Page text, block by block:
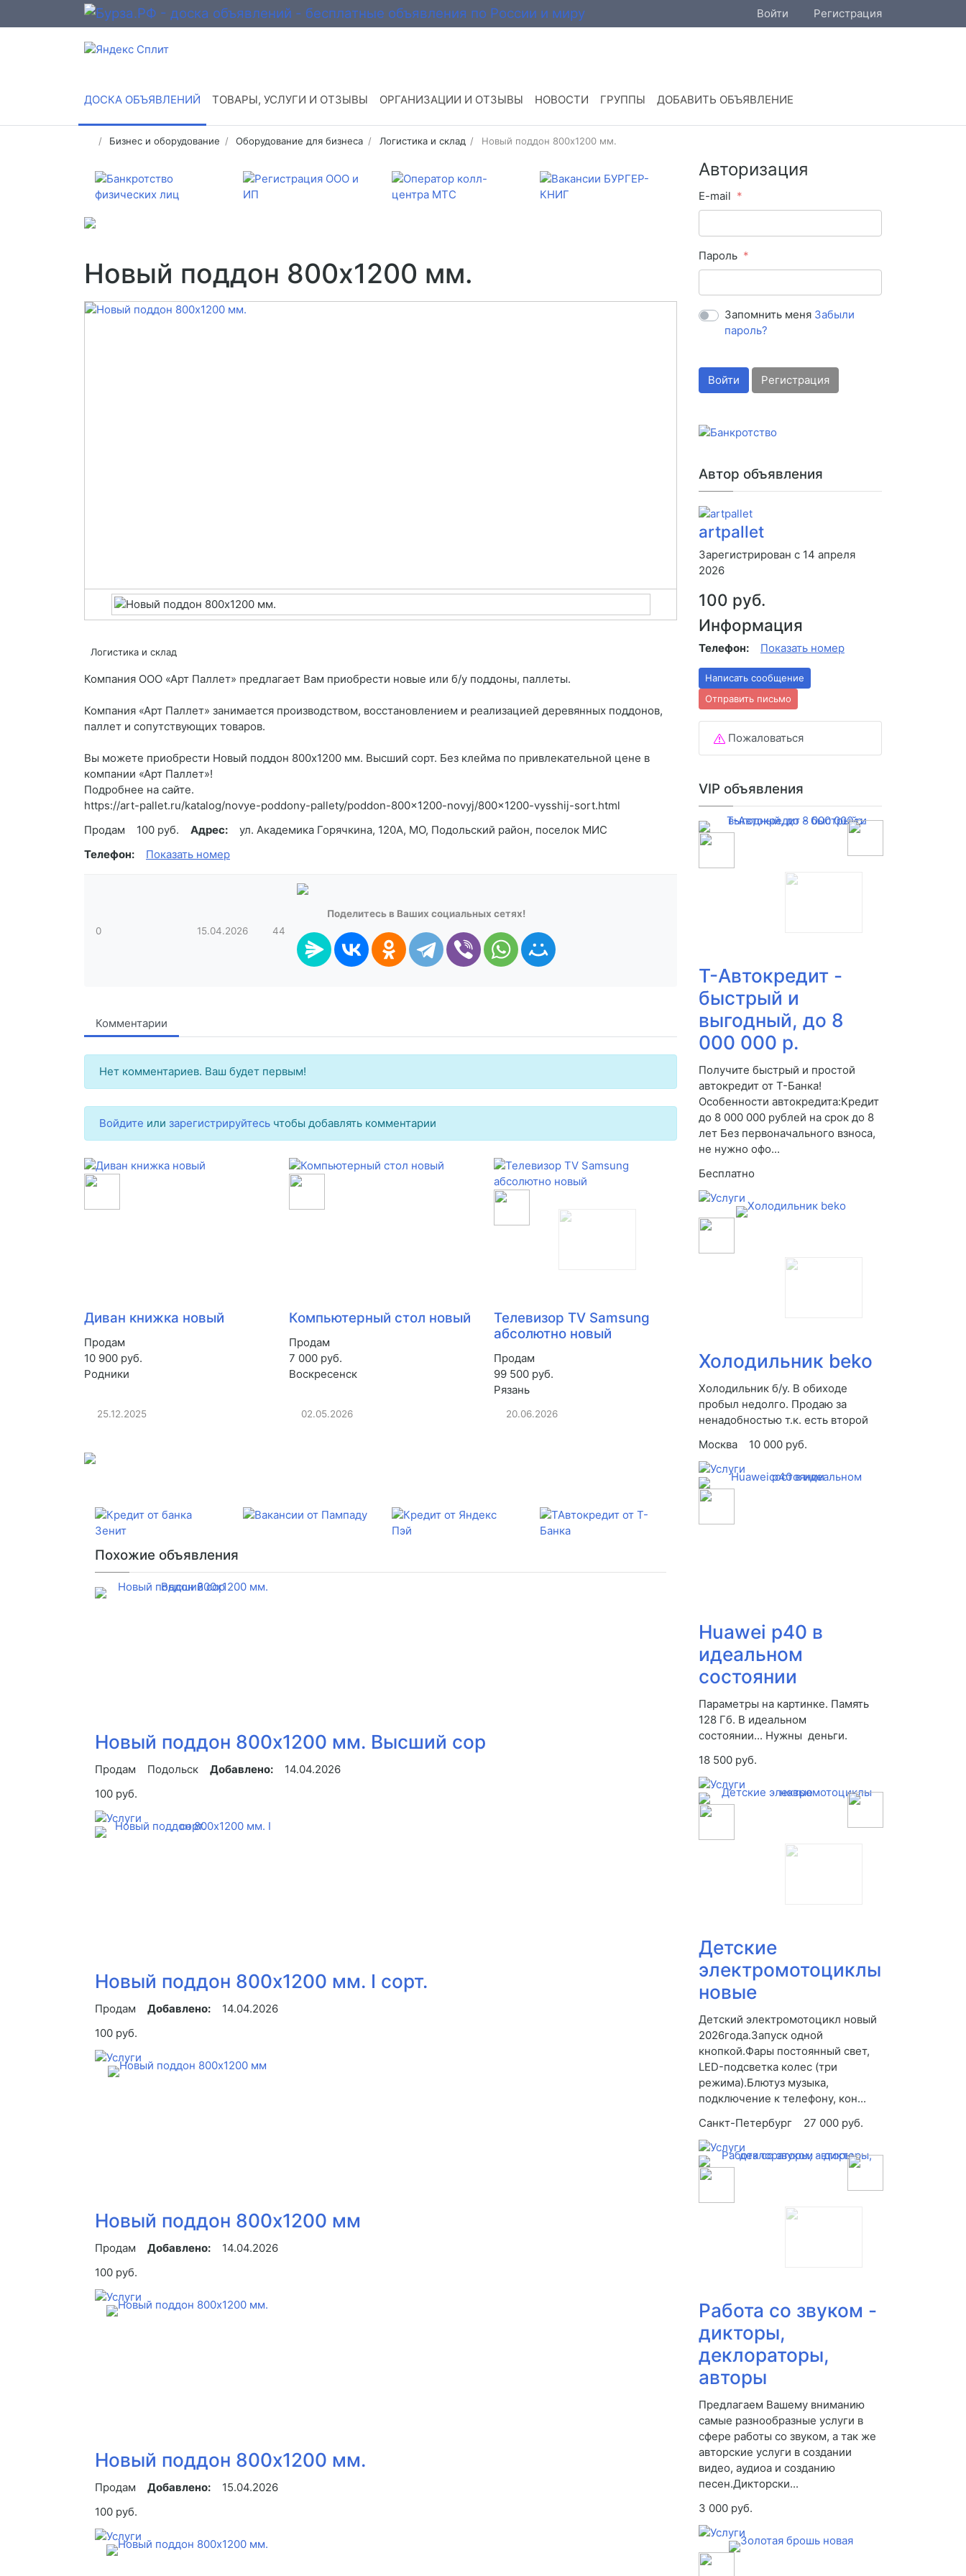
Войти Регистрация
ДОСКА ОБЪЯВЛЕНИЙ ТОВАРЫ, УСЛУГИ И ОТЗЫВЫ ОРГАНИЗАЦИИ И ОТЗЫВЫ НОВОСТИ ГРУППЫ ДОБАВИТЬ ОБЪЯВЛЕНИЕ
Бизнес и оборудование Оборудование для бизнеса Логистика и склад Новый поддон 800х1200 мм.
Новый поддон 800х1200 мм.
Логистика и склад
Компания ООО «Арт Паллет» предлагает Вам приобрести новые или б/у поддоны, паллеты.
Компания «Арт Паллет» занимается производством, восстановлением и реализацией деревянных поддонов,
паллет и сопутствующих товаров.
Вы можете приобрести Новый поддон 800х1200 мм. Высший сорт. Без клейма по привлекательной цене в
компании «Арт Паллет»!
Подробнее на сайте.
https://art-pallet.ru/katalog/novye-poddony-pallety/poddon-800x1200-novyj/800x1200-vysshij-sort.html
Продам
100 руб. Адрес:
ул. Академика Горячкина, 120А, МО, Подольский район, поселок МИС
Телефон:
Показать номер
0 15.04.2026 44
Поделитесь в Ваших социальных сетях!
Комментарии
Нет комментариев. Ваш будет первым!
Войдите или зарегистрируйтесь чтобы добавлять комментарии
Диван книжка новый
Продам
10 900 руб.
Родники
25.12.2025
Компьютерный стол новый
Продам
7 000 руб.
Воскресенск
02.05.2026
Телевизор TV Samsung
абсолютно новый
Продам
99 500 руб.
Рязань
20.06.2026
Похожие объявления
Новый поддон 800х1200 мм. Высший сор
Продам Подольск Добавлено:
14.04.2026
100 руб.
Новый поддон 800х1200 мм. I сорт.
Продам Добавлено:
14.04.2026
100 руб.
Новый поддон 800х1200 мм
Продам Добавлено:
14.04.2026
100 руб.
Новый поддон 800х1200 мм.
Продам Добавлено:
15.04.2026
100 руб.
Авторизация
E-mail
Пароль
Запомнить меня Забыли
пароль?
Войти Регистрация
Автор объявления
artpallet
Зарегистрирован с 14 апреля
2026
100 руб.
Информация
Телефон: Показать номер
Написать сообщение
Отправить письмо
Пожаловаться
VIP объявления
Т-Автокредит -
быстрый и
выгодный, до 8
000 000 р.
Получите быстрый и простой
автокредит от Т-Банка!
Особенности автокредита:Кредит
до 8 000 000 рублей на срок до 8
лет Без первоначального взноса,
не нужно офо...
Бесплатно
Холодильник beko
Холодильник б/у. В обиходе
пробыл недолго. Продаю за
ненадобностью т.к. есть второй
Москва
10 000 руб.
Huawei p40 в
идеальном
состоянии
Параметры на картинке. Память
128 Гб. В идеальном
состоянии... Нужны деньги.
18 500 руб.
Детские
электромотоциклы
новые
Детский электромотоцикл новый
2026года.Запуск одной
кнопкой.Фары постоянный свет,
LED-подсветка колес (три
режима).Блютуз музыка,
подключение к телефону, кон...
Санкт-Петербург
27 000 руб.
Работа со звуком -
дикторы,
деклораторы,
авторы
Предлагаем Вашему вниманию
самые разнообразные услуги в
сфере работы со звуком, а так же
авторские услуги в создании
видео, аудиоа и созданию
песен.Дикторски...
3 000 руб.